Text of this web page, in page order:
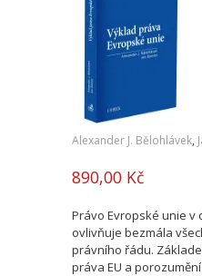
Alexander J. Bělohlávek,
890,00 Kč
Právo Evropské unie v
ovlivňuje bezmála
právního řádu.
práva EU a